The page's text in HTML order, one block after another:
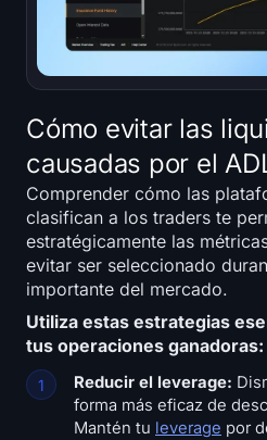
Cómo evitar las
causadas por el
Comprender cómo las
clasifican a los traders te
estratégicamente las
evitar ser seleccionado
importante del mercado.
Utiliza estas estrategias
tus operaciones ganadoras:
Reducir el leverage:
forma más eficaz de
Mantén tu leverage por